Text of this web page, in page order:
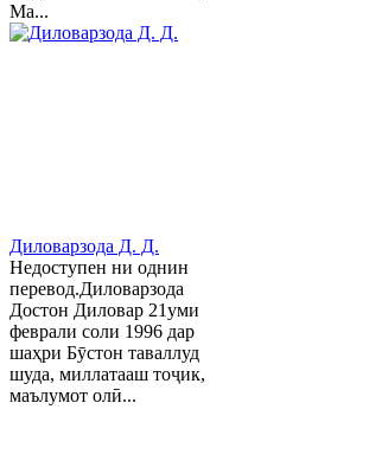
Ма...
Диловарзода Д. Д.
Недоступен ни однин
перевод.Диловарзода
Достон Диловар 21уми
феврали соли 1996 дар
шаҳри Бӯстон таваллуд
шуда, миллатааш тоҷик,
маълумот олӣ...